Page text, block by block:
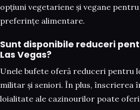
opțiuni vegetariene și vegane
preferințe alimentare.
Sunt disponibile reduceri
Las Vegas?
Unele bufete oferă reduceri pentru
militar și seniori. În plus, înscrierea
loialitate ale cazinourilor poate